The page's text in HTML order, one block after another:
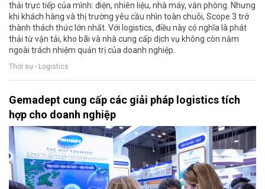
thải trực tiếp của mình: điện, nhiên liệu, nhà máy, văn phòng. Nhưng
khi khách hàng và thị trường yêu cầu nhìn toàn chuỗi, Scope 3 trở
thành thách thức lớn nhất. Với logistics, điều này có nghĩa là phát
thải từ vận tải, kho bãi và nhà cung cấp dịch vụ không còn nằm
ngoài trách nhiệm quản trị của doanh nghiệp.
Thời sự - Logistics
Gemadept cung cấp các giải pháp logistics tích
hợp cho doanh nghiệp